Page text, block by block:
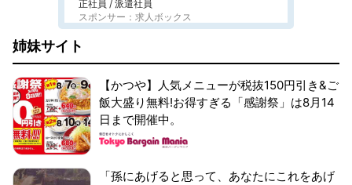
正社員 / 派遣社員
スポンサー：求人ボックス
姉妹サイト
【かつや】人気メニューが税抜150円引き&ご
飯大盛り無料!お得すぎる「感謝祭」は8月14
日まで開催中。
「孫にあげると思って、あなたにこれをあげ